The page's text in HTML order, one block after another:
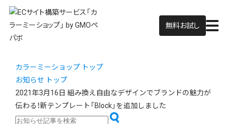
無料お試し
カラーミーショップ トップ
お知らせ トップ
2021年3月16日 組み換え自由なデザインでブランドの魅力が
伝わる！新テンプレート「Block」を追加しました